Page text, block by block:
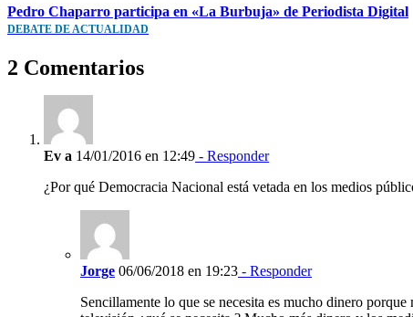
Pedro Chaparro participa en «La Burbuja» de Periodista Digital
DEBATE DE ACTUALIDAD
2 Comentarios
Ev a 14/01/2016 en 12:49 - Responder
¿Por qué Democracia Nacional está vetada en los medios
Jorge 06/06/2018 en 19:23 - Responder
Sencillamente lo que se necesita es mucho dinero